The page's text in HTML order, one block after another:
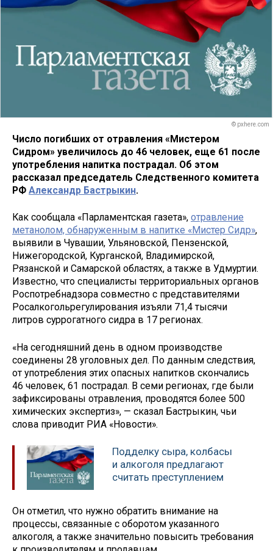
© pxhere.com
Число погибших от отравления «Мистером
Сидром» увеличилось до 46 человек, еще 61 после
употребления напитка пострадал. Об этом
рассказал председатель Следственного комитета
РФ Александр Бастрыкин.
Как сообщала «Парламентская газета», отравление
метанолом, обнаруженным в напитке «Мистер Сидр»,
выявили в Чувашии, Ульяновской, Пензенской,
Нижегородской, Курганской, Владимирской,
Рязанской и Самарской областях, а также в Удмуртии.
Известно, что специалисты территориальных органов
Роспотребнадзора совместно с представителями
Росалкогольрегулирования изъяли 71,4 тысячи
литров суррогатного сидра в 17 регионах.
«На сегодняшний день в одном производстве
соединены 28 уголовных дел. По данным следствия,
от употребления этих опасных напитков скончались
46 человек, 61 пострадал. В семи регионах, где были
зафиксированы отравления, проводятся более 500
химических экспертиз», — сказал Бастрыкин, чьи
слова приводит РИА «Новости».
Подделку сыра, колбасы
и алкоголя предлагают
считать преступлением
Он отметил, что нужно обратить внимание на
процессы, связанные с оборотом указанного
алкоголя, а также значительно повысить требования